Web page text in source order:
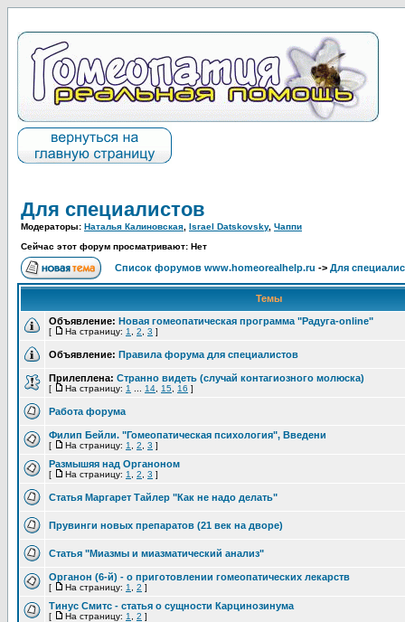
Для специалистов
Модераторы: Наталья Калиновская Israel Datskovsky, Чаппи
Сейчас этот форум просматривают: Нет
Список форумов www.homeorealhelp.ru -> Для
Темы
Объявление: Новая гомеопатическая программа "Радуга-online"
[ На страницу: 1 2 3 ]
Объявление: Правила форума для специалистов
Прилеплена: Странно видеть (случай контагиозного молюска)
[ На страницу: 1 14 15 16 ]
Работа форума
Филип Бейли. "Гомеопатическая психология", Введени
[ На страницу: 1 2 3 ]
Размышяя над Органоном
[ На страницу: 1 2 3 ]
Статья Маргарет Тайлер "Как не надо делать"
Прувинги новых препаратов (21 век на дворе)
Статья "Миазмы и миазматический анализ"
Органон (6-й) - о приготовлении гомеопатических лекарств
[ На страницу: 1 2 ]
Тинус Смитc - статья о сущности Карцинозинума
[ На страницу: 1 2 ]